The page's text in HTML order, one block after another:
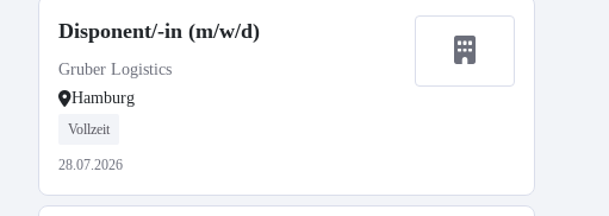
Disponent/-in (m/w/d)
Gruber Logistics
Hamburg
Vollzeit
28.07.2026